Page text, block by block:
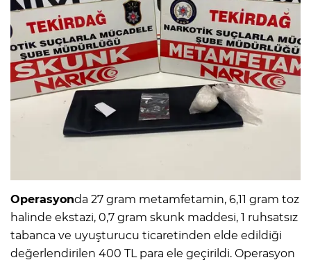
Operasyonda 27 gram metamfetamin, 6,11 gram toz
halinde ekstazi, 0,7 gram skunk maddesi, 1 ruhsatsız
tabanca ve uyuşturucu ticaretinden elde edildiği
değerlendirilen 400 TL para ele geçirildi. Operasyon